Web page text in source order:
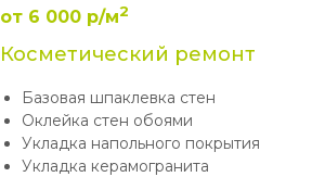
от 6 000 р/м2
Косметический ремонт
Базовая шпаклевка стен
Оклейка стен обоями
Укладка напольного покрытия
Укладка керамогранита